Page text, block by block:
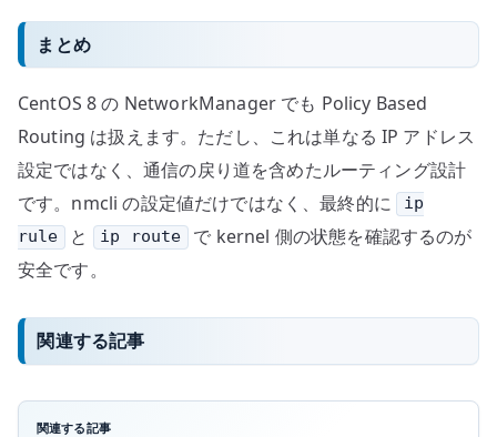
まとめ
CentOS 8 の NetworkManager でも Policy Based
Routing は扱えます。ただし、これは単なる IP アドレス
設定ではなく、通信の戻り道を含めたルーティング設計
です。nmcli の設定値だけではなく、最終的に
ip
rule
と ip route
で kernel 側の状態を確認するのが
安全です。
関連する記事
関連する記事